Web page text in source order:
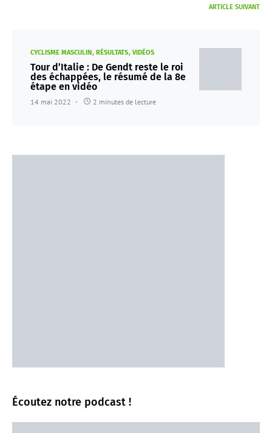
ARTICLE SUIVANT
CYCLISME MASCULIN RÉSULTATS VIDÉOS
Tour d’Italie : De Gendt reste le roi
des échappées, le résumé de la 8e
étape en vidéo
14 mai 2022 2 minutes de lecture
Écoutez notre podcast !